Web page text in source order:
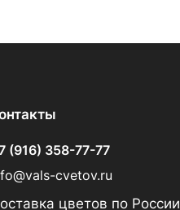
(916) 358-77-77
cvetov.ru
цветов по России